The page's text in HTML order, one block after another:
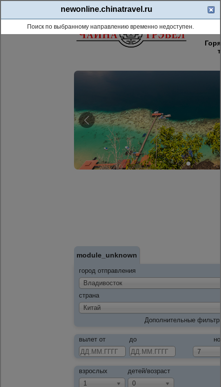
module_unknown
город отправления
Владивосток
страна
Китай
Дополнительные
вылет от
7
до
взрослых
1
детей/возраст
0
newonline.chinatravel.ru
Поиск по выбранному направлению временно недоступен.